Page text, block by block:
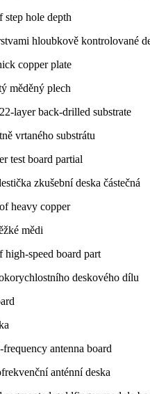
hloubkově kontrolované
měděný plech
vrtaného substrátu
zkušební deska částečná
mědi
deskového dílu
anténní deska